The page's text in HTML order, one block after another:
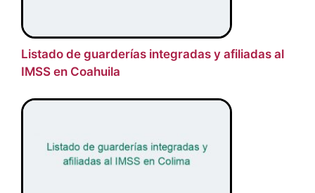
Listado de guarderías integradas y afiliadas al
IMSS en Coahuila